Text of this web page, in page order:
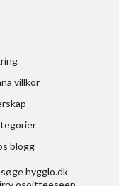
villkor
blogg
hygglo.dk